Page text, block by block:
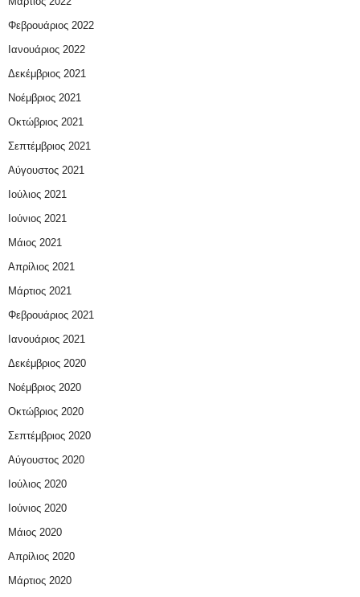
Φεβρουάριος 2022
Ιανουάριος 2022
Δεκέμβριος 2021
Νοέμβριος 2021
Οκτώβριος 2021
Σεπτέμβριος 2021
Αύγουστος 2021
Ιούλιος 2021
Ιούνιος 2021
Μάιος 2021
Απρίλιος 2021
Μάρτιος 2021
Φεβρουάριος 2021
Ιανουάριος 2021
Δεκέμβριος 2020
Νοέμβριος 2020
Οκτώβριος 2020
Σεπτέμβριος 2020
Αύγουστος 2020
Ιούλιος 2020
Ιούνιος 2020
Μάιος 2020
Απρίλιος 2020
Μάρτιος 2020